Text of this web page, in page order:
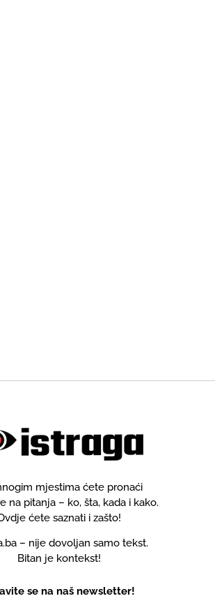
mjestima ćete pronaći
na pitanja – ko, šta, kada i kako.
ćete saznati i zašto!
– nije dovoljan samo tekst.
Bitan je kontekst!
se na naš newsletter!